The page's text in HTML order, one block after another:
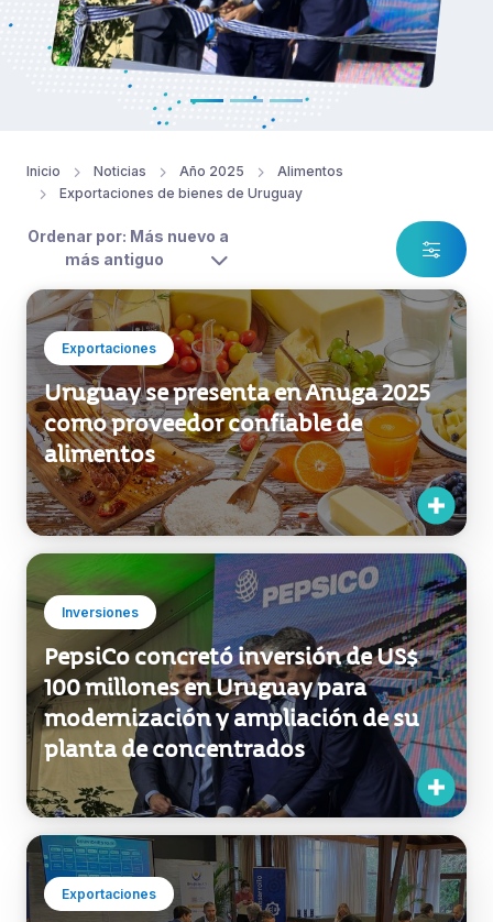
Inicio Noticias Año 2025
Alimentos
Exportaciones de bienes de Uruguay
Ordenar por: Más nuevo a
más antiguo
Exportaciones
Uruguay se presenta en Anuga 2025
como proveedor confiable de
alimentos
Inversiones
PepsiCo concretó inversión de US$
100 millones en Uruguay para
modernización y ampliación de su
planta de concentrados
Exportaciones